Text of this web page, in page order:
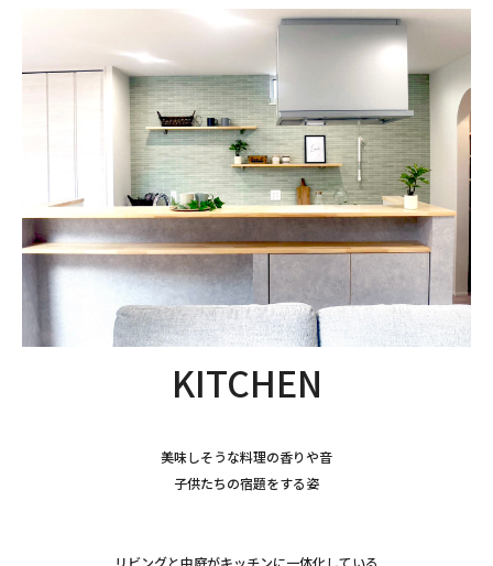
KITCHEN
美味しそうな料理の香りや音
子供たちの宿題をする姿
リビングと中庭がキッチンに一体化している